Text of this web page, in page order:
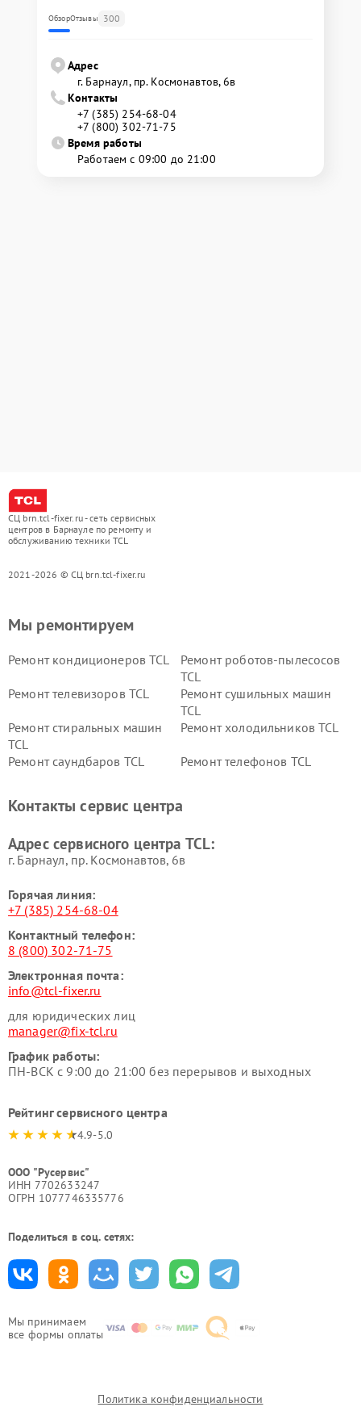
ОбзорОтзывы 300
Адрес
г. Барнаул, ​пр. Космонавтов, 6в
Контакты
+7 (385) 254-68-04
+7 (800) 302-71-75
Время работы
Работаем с 09:00 до 21:00
СЦ brn.tcl-fixer.ru - сеть сервисных
центров в Барнауле по ремонту и
обслуживанию техники TCL
2021-2026 © СЦ brn.tcl-fixer.ru
Мы принимаем
все формы оплаты
Мы ремонтируем
Ремонт кондиционеров TCL
Ремонт роботов-пылесосов
TCL
Ремонт телевизоров TCL
Ремонт сушильных машин
TCL
Ремонт стиральных машин
TCL
Ремонт холодильников TCL
Ремонт саундбаров TCL Ремонт телефонов TCL
Контакты сервис центра
Адрес сервисного центра TCL:
г. Барнаул, ​пр. Космонавтов, 6в
Горячая линия:
+7 (385) 254-68-04
Контактный телефон:
8 (800) 302-71-75
Электронная почта:
info@tcl-fixer.ru
для юридических лиц
manager@fix-tcl.ru
График работы:
ПН-ВСК с 9:00 до 21:00 без перерывов и выходных
Рейтинг сервисного центра
4.9-5.0
ООО "Русервис"
ИНН 7702633247
ОГРН 1077746335776
Поделиться в соц. сетях:
Политика конфиденциальности